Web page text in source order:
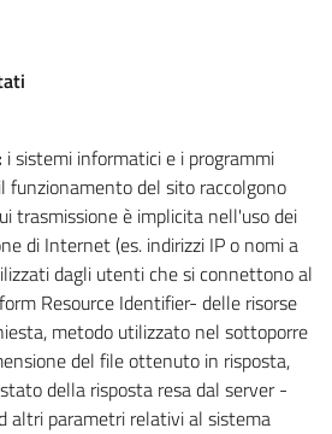
i sistemi informatici e i programmi
funzionamento del sito raccolgono
trasmissione è implicita nell'uso dei
di Internet (es. indirizzi IP o nomi a
dagli utenti che si connettono al
Resource Identifier- delle risorse
metodo utilizzato nel sottoporre
del file ottenuto in risposta,
della risposta resa dal server -
altri parametri relativi al sistema